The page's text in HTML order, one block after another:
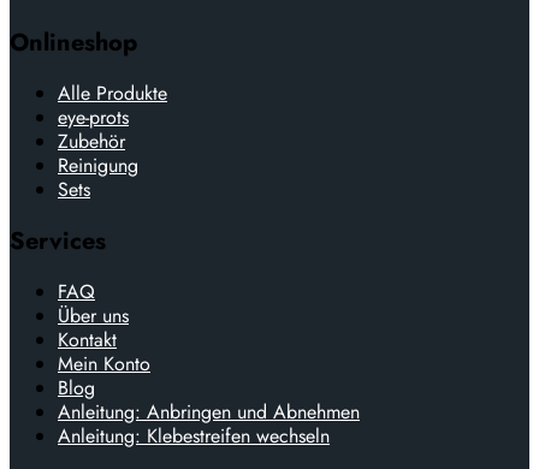
Onlineshop
Alle Produkte
eye-prots
Zubehör
Reinigung
Sets
Services
FAQ
Über uns
Kontakt
Mein Konto
Blog
Anleitung: Anbringen und Abnehmen
Anleitung: Klebestreifen wechseln